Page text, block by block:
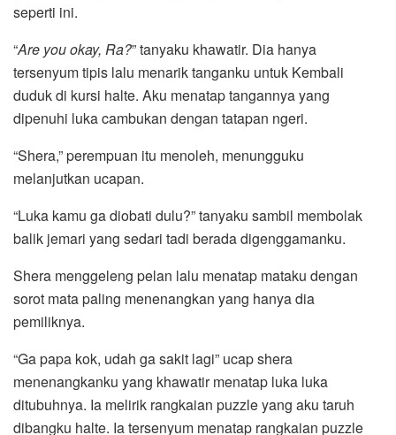
seperti ini.
“Are you okay, Ra?” tanyaku khawatir. Dia hanya
tersenyum tipis lalu menarik tanganku untuk Kembali
duduk di kursi halte. Aku menatap tangannya yang
dipenuhi luka cambukan dengan tatapan ngeri.
“Shera,” perempuan itu menoleh, menungguku
melanjutkan ucapan.
“Luka kamu ga diobati dulu?” tanyaku sambil membolak
balik jemari yang sedari tadi berada digenggamanku.
Shera menggeleng pelan lalu menatap mataku dengan
sorot mata paling menenangkan yang hanya dia
pemiliknya.
“Ga papa kok, udah ga sakit lagi” ucap shera
menenangkanku yang khawatir menatap luka luka
ditubuhnya. Ia melirik rangkaian puzzle yang aku taruh
dibangku halte. Ia tersenyum menatap rangkaian puzzle